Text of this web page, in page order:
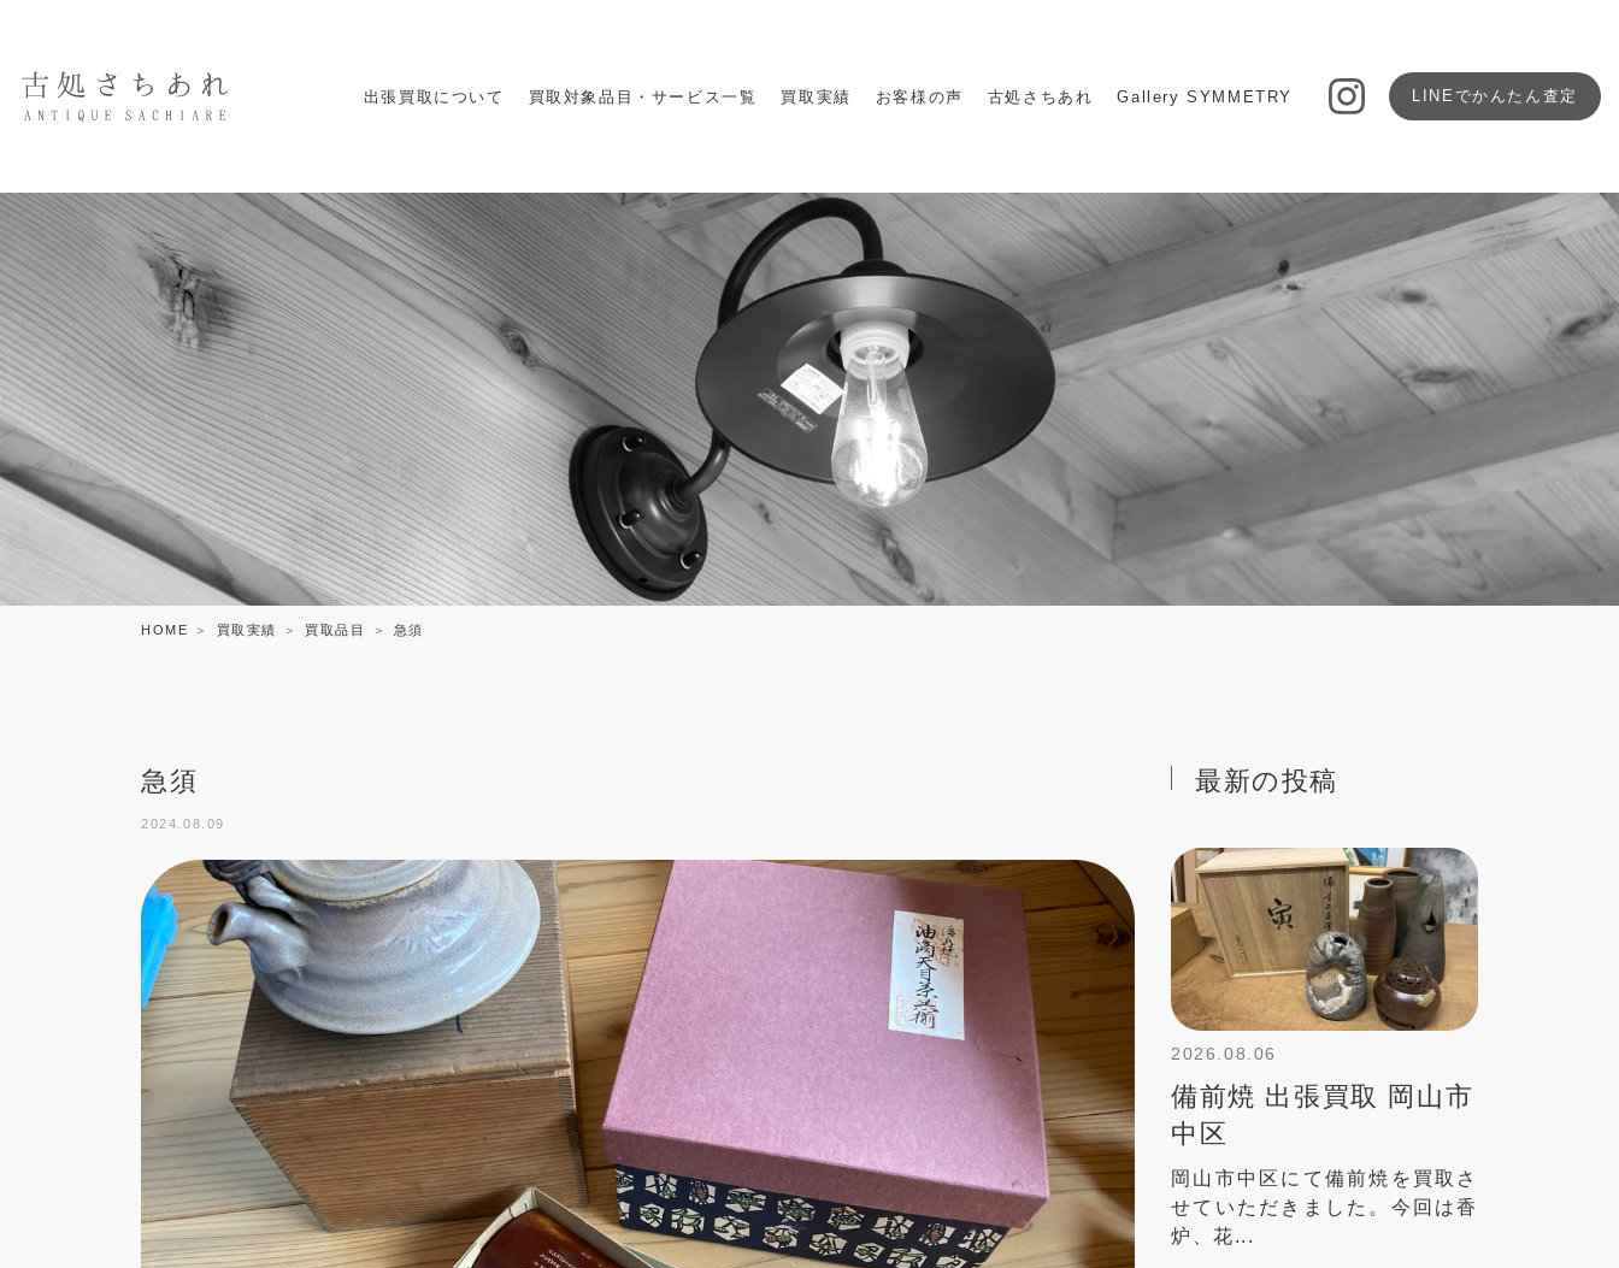
出張買取について 買取対象品目・サービス一覧 買取実績 お客様の声 古処さちあれ Gallery SYMMETRY LINEでかんたん査定
HOME 買取実績 買取品目 急須
急須
2024.08.09
最新の投稿
2026.08.06
備前焼 出張買取 岡山市
中区
岡山市中区にて備前焼を買取さ
せていただきました。今回は香
炉、花...